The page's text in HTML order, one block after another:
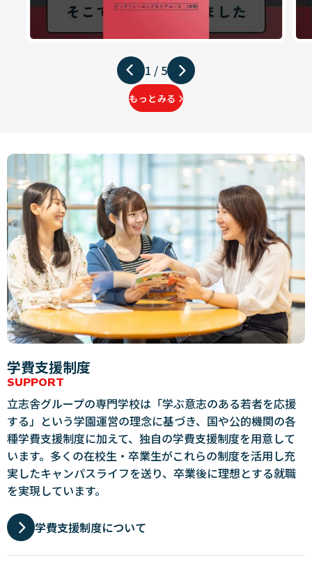
1 / 5
もっとみる
学費支援制度
SUPPORT
立志舎グループの専門学校は「学ぶ意志のある若者を応援
する」という学園運営の理念に基づき、国や公的機関の各
種学費支援制度に加えて、独自の学費支援制度を用意して
います。多くの在校生・卒業生がこれらの制度を活用し充
実したキャンパスライフを送り、卒業後に理想とする就職
を実現しています。
学費支援制度について